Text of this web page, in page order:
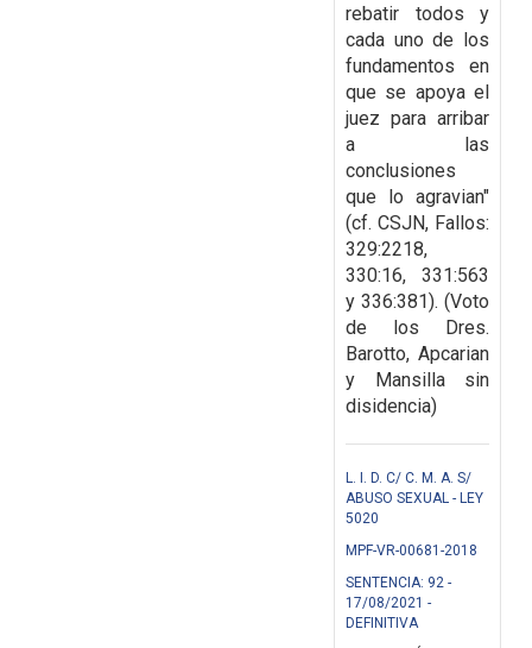
rebatir todos y
cada uno de los
fundamentos en
que se apoya el
juez para arribar
a las
conclusiones
que lo agravian"
(cf. CSJN, Fallos:
329:2218,
330:16, 331:563
y 336:381). (Voto
de los Dres.
Barotto, Apcarian
y Mansilla sin
disidencia)
L. I. D. C/ C. M. A. S/
ABUSO SEXUAL - LEY
5020
MPF-VR-00681-2018
SENTENCIA: 92 -
17/08/2021 -
DEFINITIVA